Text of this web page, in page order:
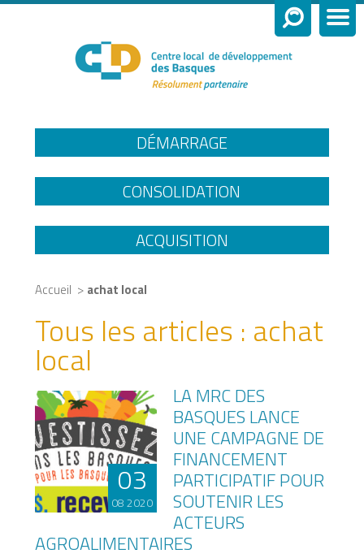
DÉMARRAGE
CONSOLIDATION
ACQUISITION
Accueil > achat local
Tous les articles : achat
local
03
08 2020
LA MRC DES
BASQUES LANCE
UNE CAMPAGNE DE
FINANCEMENT
PARTICIPATIF POUR
SOUTENIR LES
ACTEURS
AGROALIMENTAIRES